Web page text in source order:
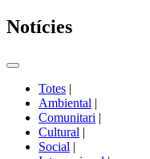
Notícies
Commutador
portals
Totes |
Ambiental |
Comunitari |
Cultural |
Social |